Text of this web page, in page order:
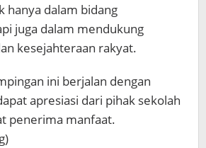
hanya dalam bidang
juga dalam mendukung
kesejahteraan rakyat.
ini berjalan dengan
apresiasi dari pihak sekolah
penerima manfaat.